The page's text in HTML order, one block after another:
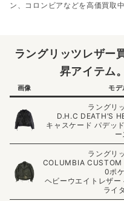
ン、コロンビアなどを高価買取中
ラングリッツレザー
昇アイテム。
画像 モデ
ラングリ
D.H.C DEATH’S
キャスケード パデッ
ー
ラングリ
COLUMBIA CUSTOM
0ポ
ヘビーウエイトレザ
ライ